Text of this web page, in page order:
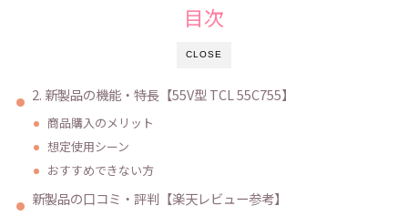
CLOSE
目次
2. 新製品の機能・特長【55V型 TCL 55C755】
商品購入のメリット
想定使用シーン
おすすめできない方
新製品の口コミ・評判【楽天レビュー参考】